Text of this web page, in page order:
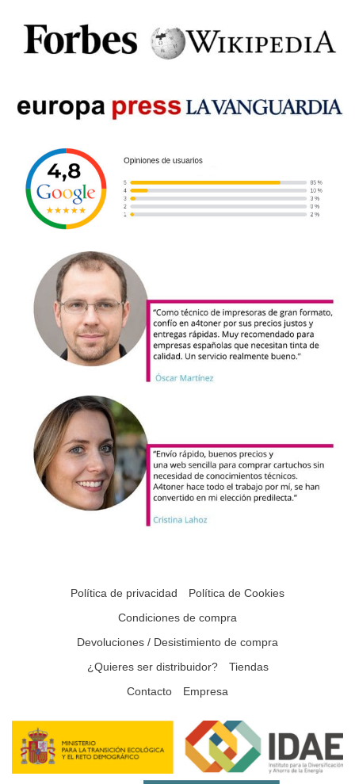
Política de privacidad
Política de Cookies
Condiciones de compra
Devoluciones / Desistimiento de compra
¿Quieres ser distribuidor?
Tiendas
Contacto
Empresa